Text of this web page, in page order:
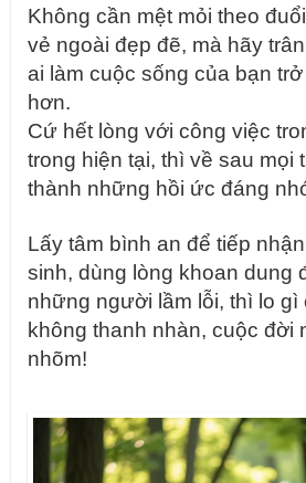
Không cần mệt mỏi theo
vẻ ngoài đẹp đẽ, mà hãy
ai làm cuộc sống của bạn
hơn.
Cứ hết lòng với công việc
trong hiện tại, thì về sau mọi
thành những hồi ức đáng
Lấy tâm bình an để tiếp
sinh, dùng lòng khoan dung
những người lầm lỗi, thì lo gì
không thanh nhàn, cuộc đời
nhõm!